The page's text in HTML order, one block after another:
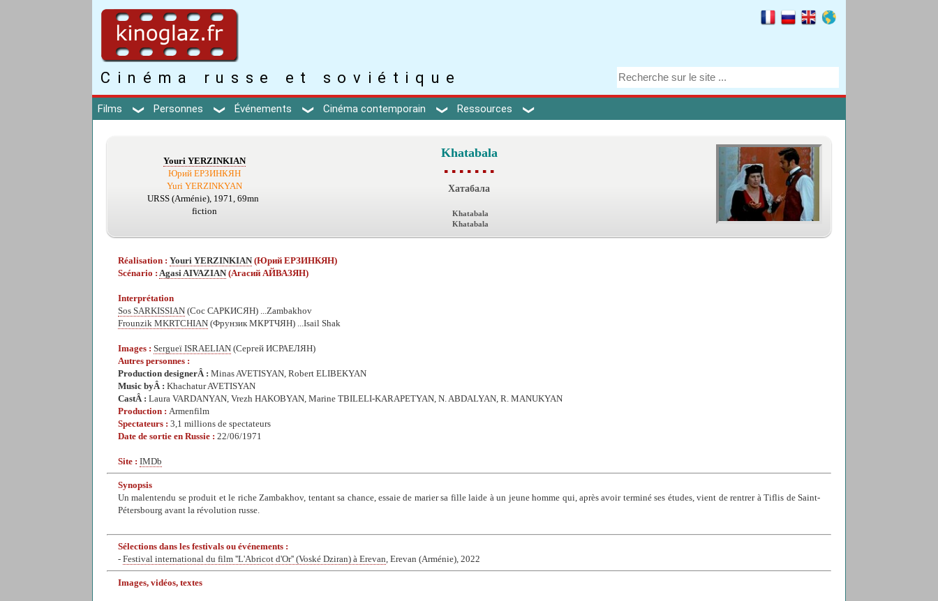
Cinéma russe et soviétique
Films Personnes Événements Cinéma contemporain Ressources
Youri YERZINKIAN
Юрий ЕРЗИНКЯН
Yuri YERZINKYAN
URSS (Arménie), 1971, 69mn
fiction
Khatabala
▪ ▪ ▪ ▪ ▪ ▪ ▪
Хатабала
Khatabala
Khatabala
Réalisation : Youri YERZINKIAN (Юрий ЕРЗИНКЯН)
Scénario : Agasi AIVAZIAN (Агасий АЙВАЗЯН)
Interprétation
Sos SARKISSIAN (Сос САРКИСЯН) ...Zambakhov
Frounzik MKRTCHIAN (Фрунзик МКРТЧЯН) ...Isail Shak
Images : Sergueï ISRAELIAN (Сергей ИСРАЕЛЯН)
Autres personnes :
Production designerÂ : Minas AVETISYAN, Robert ELIBEKYAN
Music byÂ : Khachatur AVETISYAN
CastÂ : Laura VARDANYAN, Vrezh HAKOBYAN, Marine TBILELI-KARAPETYAN, N. ABDALYAN, R. MANUKYAN
Production : Armenfilm
Spectateurs : 3,1 millions de spectateurs
Date de sortie en Russie : 22/06/1971
Site : IMDb
Synopsis
Un malentendu se produit et le riche Zambakhov, tentant sa chance, essaie de marier sa fille laide à un jeune homme qui, après avoir terminé ses études, vient de rentrer à Tiflis de Saint-
Pétersbourg avant la révolution russe.
Sélections dans les festivals ou événements :
- Festival international du film ''L'Abricot d'Or'' (Voské Dziran) à Erevan , Erevan (Arménie), 2022
Images, vidéos, textes